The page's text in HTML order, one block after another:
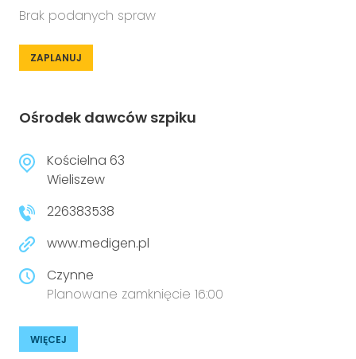
Brak podanych spraw
ZAPLANUJ
Ośrodek dawców szpiku
Kościelna 63
Wieliszew
226383538
www.medigen.pl
Czynne
Planowane zamknięcie 16:00
WIĘCEJ